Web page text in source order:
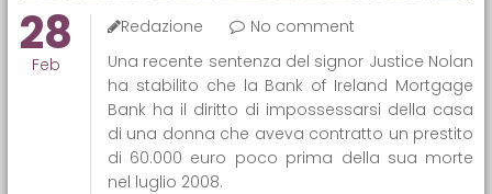
28
Feb
Redazione
No comment
Una recente sentenza del signor Justice Nolan
ha stabilito che la Bank of Ireland Mortgage
Bank ha il diritto di impossessarsi della casa
di una donna che aveva contratto un prestito
di 60.000 euro poco prima della sua morte
nel luglio 2008.